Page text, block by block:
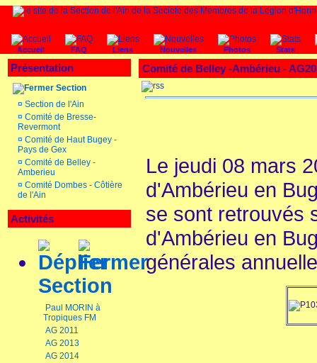
Accueil FAQ Liens Nouvelles Photos Stats
Présentation
Section
¤ Section de l'Ain
¤ Comité de Bresse-
Revermont
¤ Comité de Haut Bugey -
Pays de Gex
¤ Comité de Belley -
Amberieu
¤ Comité Dombes - Côtière
de l'Ain
Activités
Section
Paul MORIN à
Tropiques FM
AG 2011
AG 2013
AG 2014
Comité de Belley -Ambérieu -
Le jeudi 08 mars
d'Ambérieu en
se sont retrouvés
d'Ambérieu en
générales